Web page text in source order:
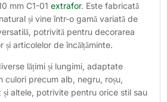
mm C1-01extrafor. Este fabricată
și vine într-o gamă variată de
potrivită pentru decorarea
și articolelor de încălțăminte.
lățimi și lungimi, adaptate
culori precum alb, negru, roșu,
altele, potrivite pentru orice stil sau